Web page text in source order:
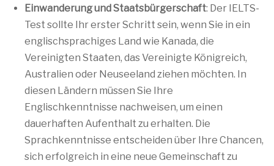
Einwanderung und Staatsbürgerschaft: Der IELTS-
Test sollte Ihr erster Schritt sein, wenn Sie in ein
englischsprachiges Land wie Kanada, die
Vereinigten Staaten, das Vereinigte Königreich,
Australien oder Neuseeland ziehen möchten. In
diesen Ländern müssen Sie Ihre
Englischkenntnisse nachweisen, um einen
dauerhaften Aufenthalt zu erhalten. Die
Sprachkenntnisse entscheiden über Ihre Chancen,
sich erfolgreich in eine neue Gemeinschaft zu